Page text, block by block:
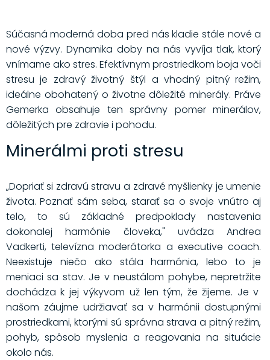
Súčasná moderná doba pred nás kladie stále nové a
nové výzvy. Dynamika doby na nás vyvíja tlak, ktorý
vnímame ako stres. Efektívnym prostriedkom boja voči
stresu je zdravý životný štýl a vhodný pitný režim,
ideálne obohatený o životne dôležité minerály. Práve
Gemerka obsahuje ten správny pomer minerálov,
dôležitých pre zdravie i pohodu.
Minerálmi proti stresu
„Dopriať si zdravú stravu a zdravé myšlienky je umenie
života. Poznať sám seba, starať sa o svoje vnútro aj
telo, to sú základné predpoklady nastavenia
dokonalej harmónie človeka," uvádza Andrea
Vadkerti, televízna moderátorka a executive coach.
Neexistuje niečo ako stála harmónia, lebo to je
meniaci sa stav. Je v neustálom pohybe, nepretržite
dochádza k jej výkyvom už len tým, že žijeme. Je v
našom záujme udržiavať sa v harmónii dostupnými
prostriedkami, ktorými sú správna strava a pitný režim,
pohyb, spôsob myslenia a reagovania na situácie
okolo nás.